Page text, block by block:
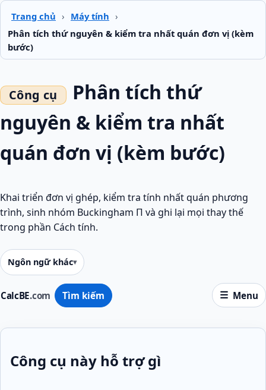
Trang chủ › Máy tính ›
Phân tích thứ nguyên & kiểm tra nhất quán đơn vị (kèm
bước)
CalcBE.com Tìm kiếm Menu
Phân tích thứ
nguyên & kiểm tra nhất
quán đơn vị (kèm bước)
Khai triển đơn vị ghép, kiểm tra tính nhất quán phương
trình, sinh nhóm Buckingham Π và ghi lại mọi thay thế
trong phần Cách tính.
Ngôn ngữ khác
Công cụ này hỗ trợ gì